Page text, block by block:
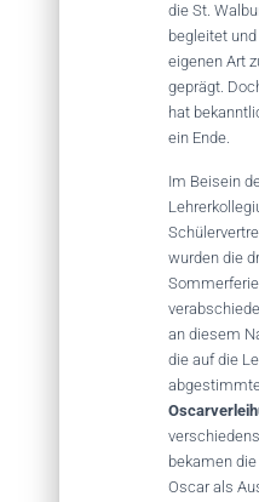
die St.
begleitet
eigenen Art
geprägt.
hat
ein Ende.
Im Beisein
wurden die
an diesem
die auf die
bekamen
Oscar als